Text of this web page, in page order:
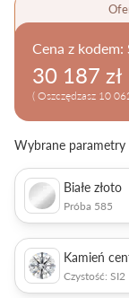
Pielęgnacja
Cena z kodem:
30 187 zł
( Oszczędzasz 10
Wybrane parametry
Białe złoto
Próba 585
Kamień
Czystość: SI2